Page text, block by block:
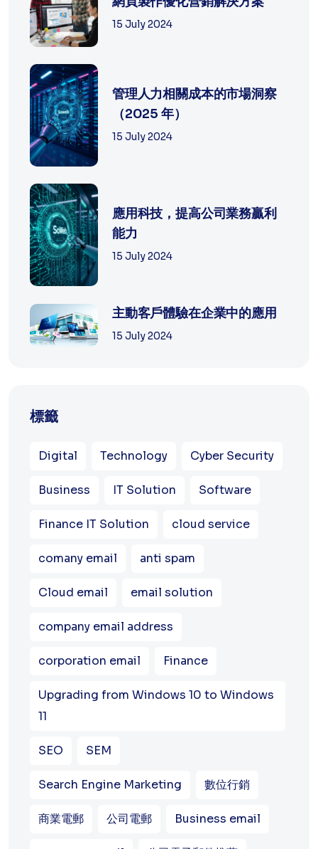
15 July 2024
管理人力相關成本的市場洞察
（2025 年）
15 July 2024
應用科技，提高公司業務贏利
能力
15 July 2024
主動客戶體驗在企業中的應用
15 July 2024
標籤
Digital Technology Cyber Security
Business IT Solution Software
Finance IT Solution cloud service
comany email anti spam
Cloud email email solution
company email address
corporation email Finance
Upgrading from Windows 10 to Windows
11
SEO SEM
Search Engine Marketing 數位行銷
商業電郵 公司電郵 Business email